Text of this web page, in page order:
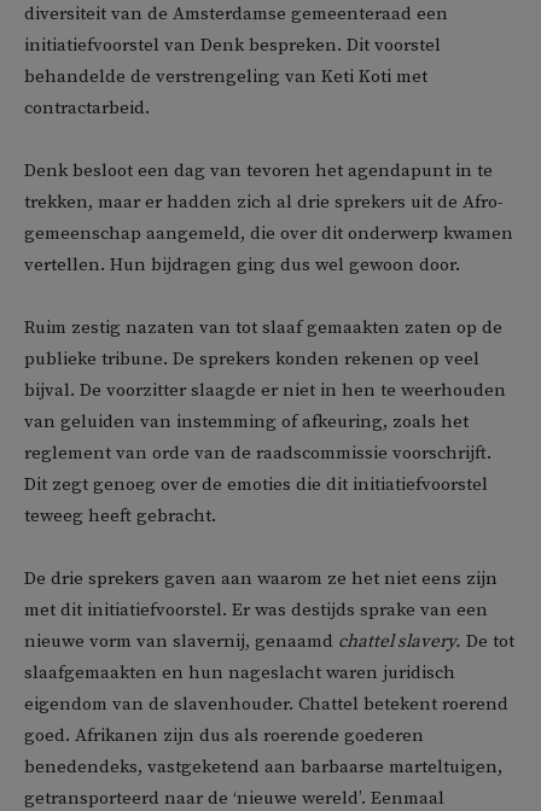
diversiteit van de Amsterdamse gemeenteraad een
initiatiefvoorstel van Denk bespreken. Dit voorstel
behandelde de verstrengeling van Keti Koti met
contractarbeid.
Denk besloot een dag van tevoren het agendapunt in te
trekken, maar er hadden zich al drie sprekers uit de Afro-
gemeenschap aangemeld, die over dit onderwerp kwamen
vertellen. Hun bijdragen ging dus wel gewoon door.
Ruim zestig nazaten van tot slaaf gemaakten zaten op de
publieke tribune. De sprekers konden rekenen op veel
bijval. De voorzitter slaagde er niet in hen te weerhouden
van geluiden van instemming of afkeuring, zoals het
reglement van orde van de raadscommissie voorschrijft.
Dit zegt genoeg over de emoties die dit initiatiefvoorstel
teweeg heeft gebracht.
De drie sprekers gaven aan waarom ze het niet eens zijn
met dit initiatiefvoorstel. Er was destijds sprake van een
nieuwe vorm van slavernij, genaamd chattel slavery. De tot
slaafgemaakten en hun nageslacht waren juridisch
eigendom van de slavenhouder. Chattel betekent roerend
goed. Afrikanen zijn dus als roerende goederen
benedendeks, vastgeketend aan barbaarse marteltuigen,
getransporteerd naar de ‘nieuwe wereld’. Eenmaal